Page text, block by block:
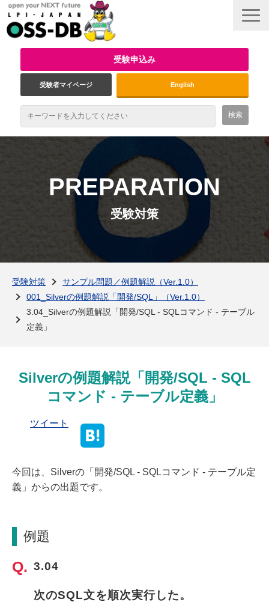
受験申込み
受験者マイページ English
試験概要
資格取得のメリット
受験対策
PREPARATION
受験対策
受験対策
サンプル問題／例題解説（Ver.1.0）
001_Silverの例題解説「開発/SQL」（Ver.1.0）
3.04_Silverの例題解説「開発/SQL - SQLコマンド - テーブル
定義」
Silverの例題解説「開発/SQL - SQL
コマンド - テーブル定義」
ツイート
今回は、Silverの「開発/SQL - SQLコマンド - テーブル定
義」からの出題です。
例題
3.04
次のSQL文を順次実行した。